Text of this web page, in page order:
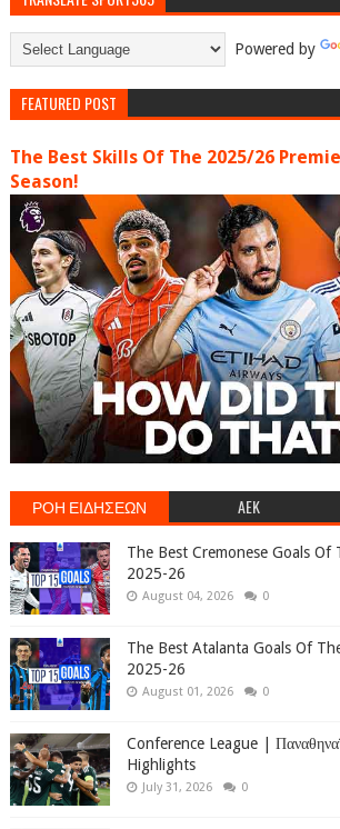
Powered by
FEATURED POST
The Best Skills Of The 2025/26
Season!
ΡΟΗ ΕΙΔΗΣΕΩΝ AEK
The Best Cremonese Goals Of
2025-26
August 04, 2026 0
The Best Atalanta Goals Of
2025-26
August 01, 2026 0
Conference League |
Highlights
July 31, 2026 0